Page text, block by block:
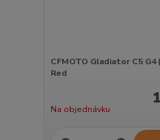
CFMOTO Gladiator C5
Red
Na objednávku